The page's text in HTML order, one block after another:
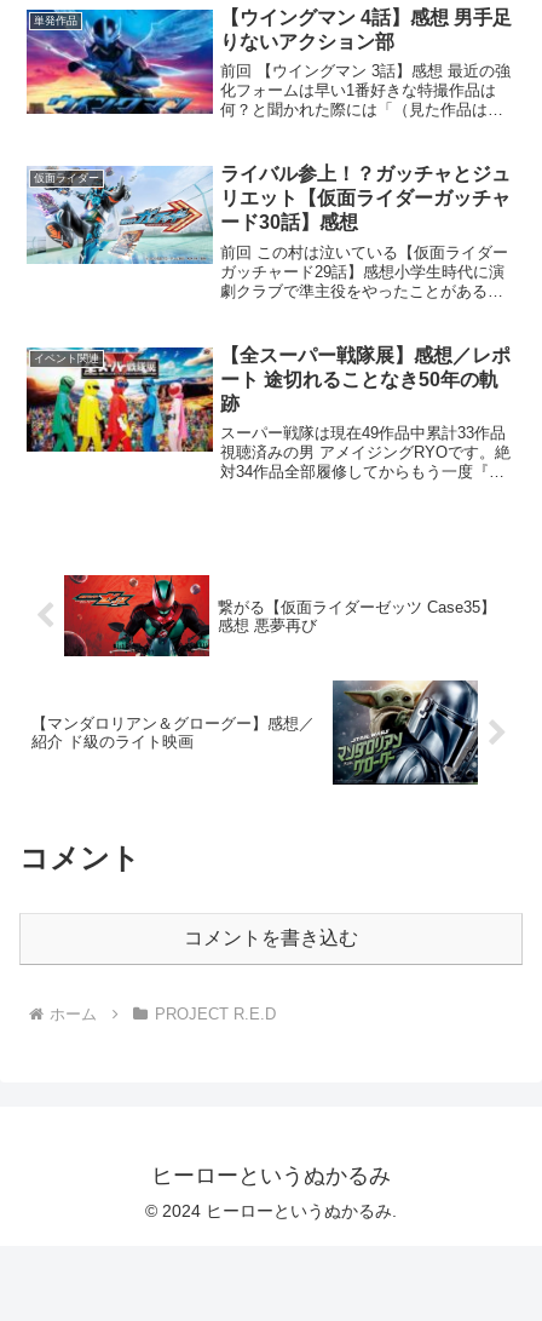
遅いんで記事も立て込む立て込む…。乗
り越えろ...
単発作品
【ウイングマン 4話】感想 男手足
りないアクション部
前回 【ウイングマン 3話】感想 最近の強
化フォームは早い1番好きな特撮作品は
何？と聞かれた際には「（見た作品は全
われかねないので強いて言うなら）〇〇
です」と答える男...
仮面ライダー
ライバル参上！？ガッチャとジュ
リエット【仮面ライダーガッチャ
ード30話】感想
前回 この村は泣いている【仮面ライダー
ガッチャード29話】感想小学生時代に演
劇クラブで準主役をやったことがある男
ったんですね。いつか世界の真ん中に立
つと誓いを立てた...
イベント関連
【全スーパー戦隊展】感想／レポ
ート 途切れることなき50年の軌
跡
スーパー戦隊は現在49作品中累計33作品
視聴済みの男 アメイジングRYOです。絶
対34作品全部履修してからもう一度『ゴ
繋がる【仮面ライダーゼッツ Case35】
感想 悪夢再び
【マンダロリアン＆グローグー】感想／
紹介 ド級のライト映画
コメント
コメントを書き込む
ホーム PROJECT R.E.D
ヒーローというぬかるみ
© 2024 ヒーローというぬかるみ.